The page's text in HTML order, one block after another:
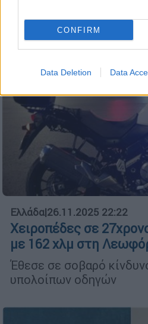
CONFIRM
Data Deletion Data
Ελλάδα|26.11.2025 22:22
Χειροπέδες σε
με 162 χλμ στη
Έθεσε σε σοβαρό
υπολοίπων οδηγών